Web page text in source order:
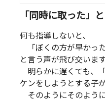
「同時に取った」
何も指導しないと、
「ぼくの方が早かった
と言う声が飛び交います
明らかに遅くても、
ケンをしようとする子
そのようにそのよう